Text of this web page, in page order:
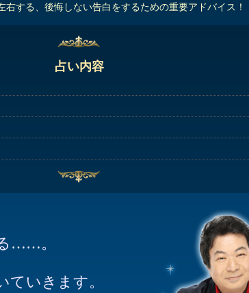
する、後悔しない告白をするための重要アドバイス！
占い内容
……。
ていきます。